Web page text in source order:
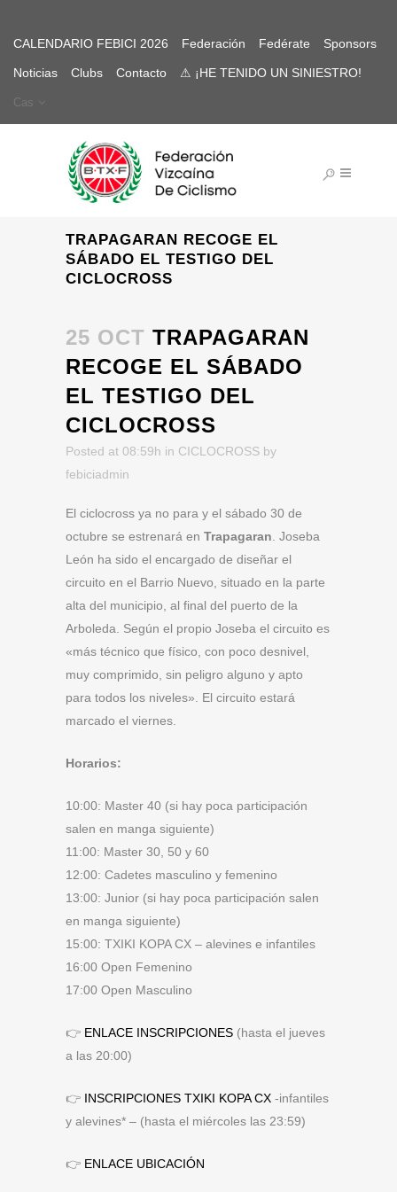
CALENDARIO FEBICI 2026 Federación Fedérate Sponsors
Noticias Clubs Contacto ⚠ ¡HE TENIDO UN SINIESTRO!
Cas
TRAPAGARAN RECOGE EL
SÁBADO EL TESTIGO DEL
CICLOCROSS
25 OCT TRAPAGARAN
RECOGE EL SÁBADO
EL TESTIGO DEL
CICLOCROSS
Posted at 08:59h in CICLOCROSS by
febiciadmin
El ciclocross ya no para y el sábado 30 de
octubre se estrenará en Trapagaran . Joseba
León ha sido el encargado de diseñar el
circuito en el Barrio Nuevo, situado en la parte
alta del municipio, al final del puerto de la
Arboleda. Según el propio Joseba el circuito es
«más técnico que físico, con poco desnivel,
muy comprimido, sin peligro alguno y apto
para todos los niveles». El circuito estará
marcado el viernes.
Horarios:
10:00: Master 40 (si hay poca participación
salen en manga siguiente)
11:00: Master 30, 50 y 60
12:00: Cadetes masculino y femenino
13:00: Junior (si hay poca participación salen
en manga siguiente)
15:00: TXIKI KOPA CX – alevines e infantiles
16:00 Open Femenino
17:00 Open Masculino
👉 ENLACE INSCRIPCIONES (hasta el jueves
a las 20:00)
👉 INSCRIPCIONES TXIKI KOPA CX -infantiles
y alevines* – (hasta el miércoles las 23:59)
👉 ENLACE UBICACIÓN